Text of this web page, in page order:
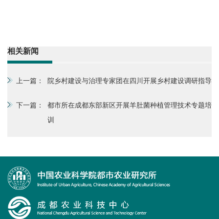
相关新闻
上一篇： 院乡村建设与治理专家团在四川开展乡村建设调研指导
下一篇：
都市所在成都东部新区开展羊肚菌种植管理技术专题培
训